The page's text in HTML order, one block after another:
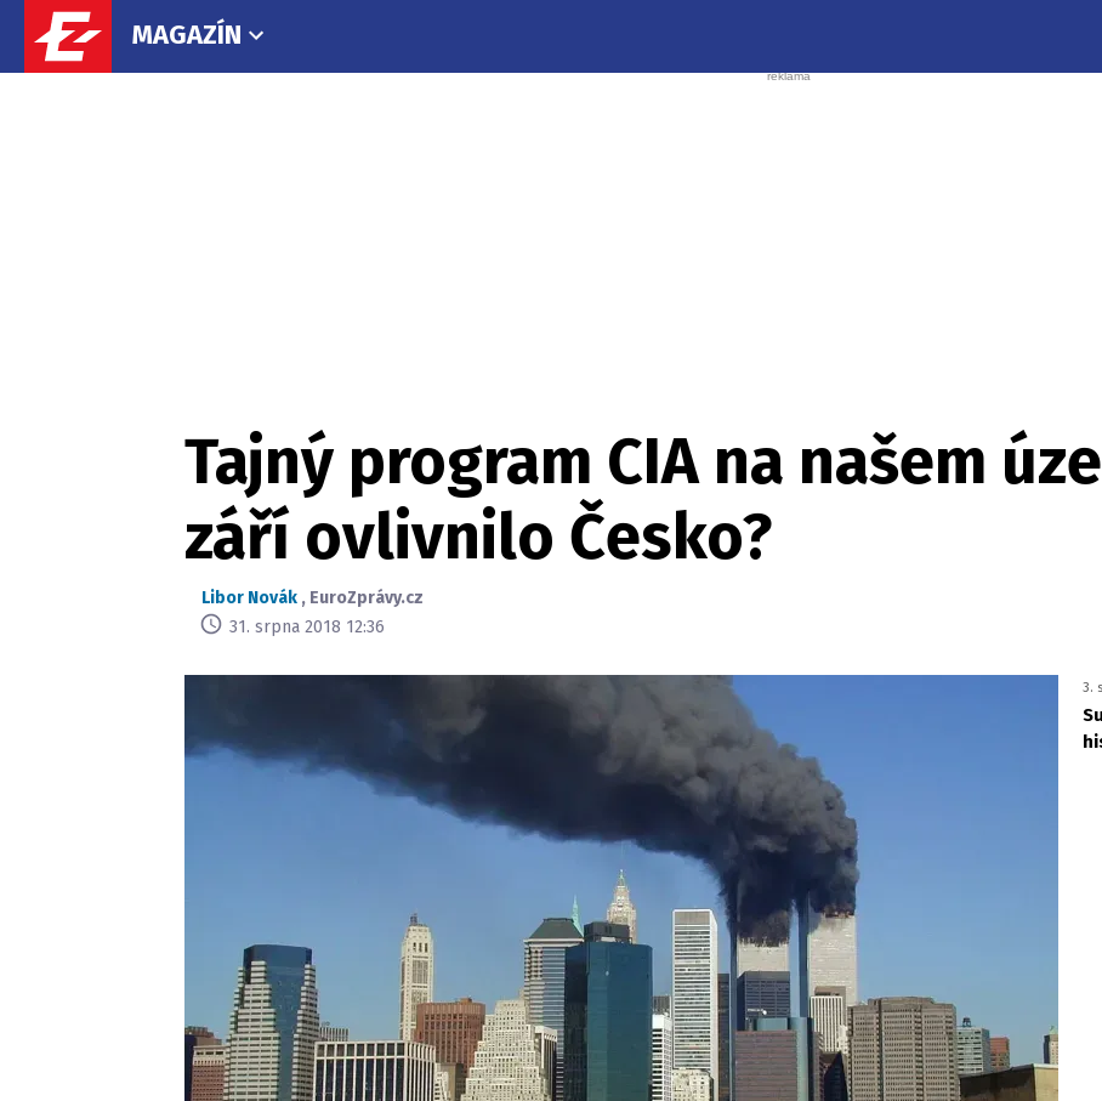
MAGAZÍN
Tajný program CIA na našem
září ovlivnilo Česko?
Libor Novák , EuroZprávy.cz
31. srpna 2018 12:36
3.